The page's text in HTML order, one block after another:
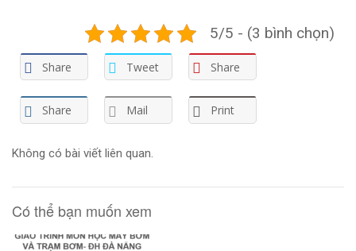
5/5 - (3 bình chọn)
Share Tweet Share
Share Mail Print
Không có bài viết liên quan.
Có thể bạn muốn xem